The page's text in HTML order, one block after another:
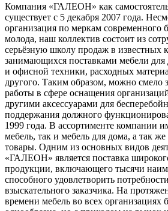
Компания «ГАЛЕОН» как
существует с 5 декабря 2007 года.
организация по меркам современного
молода, наш коллектив состоит из
серьёзную школу продаж в известных
занимающихся поставками мебели
и офисной техники, расходных
другого. Таким образом, можно смело
работы в сфере оснащения
другими аксессуарами для
поддержания должного
1999 года. В ассортименте компании
мебель, так и мебель для дома, а так
товары. Одним из основных видов
«ГАЛЕОН» является поставка
продукции, включающего тысячи
способного удовлетворить
взыскательного заказчика. На
времени мебель во всех организациях